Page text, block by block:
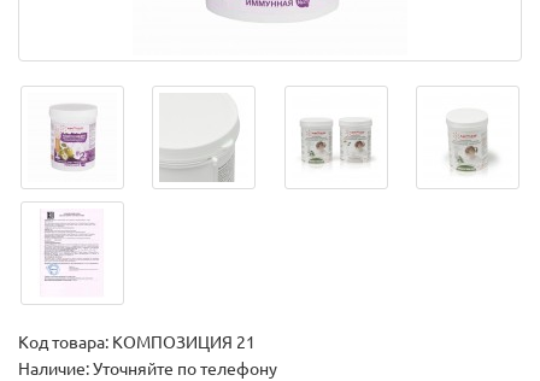
Код товара: КОМПОЗИЦИЯ 21
Наличие: Уточняйте по телефону